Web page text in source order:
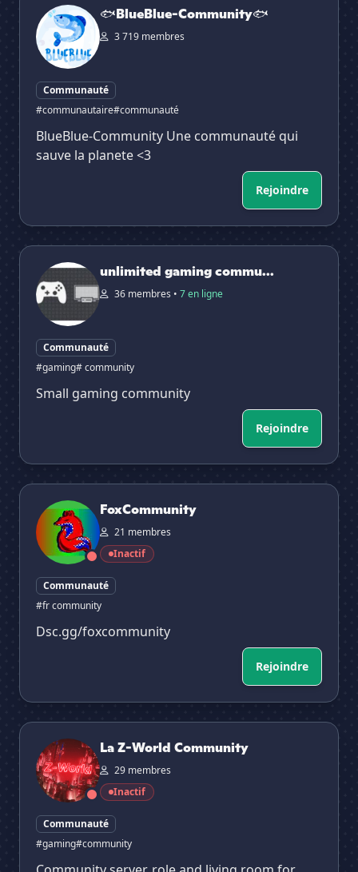
🐟BlueBlue-Community🐟
3 719 membres
Communauté
#communautaire#communauté
BlueBlue-Community Une communauté qui
sauve la planete <3
Rejoindre
unlimited gaming community
unlimited gaming commu...
36 membres • 7 en ligne
Communauté
#gaming# community
Small gaming community
Rejoindre
FoxCommunity
FoxCommunity
21 membres
Inactif
Communauté
#fr community
Dsc.gg/foxcommunity
Rejoindre
La Z-World Community
La Z-World Community
29 membres
Inactif
Communauté
#gaming#community